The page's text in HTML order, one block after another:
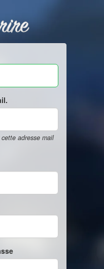
adresse mail